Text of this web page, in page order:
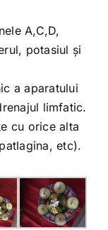
A,C,D,
potasiul şi
a aparatului
limfatic.
cu orice alta
etc).